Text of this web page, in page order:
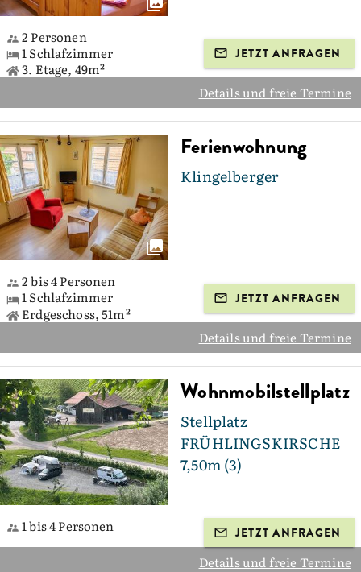
2 Personen
1 Schlafzimmer
3. Etage, 49m²
JETZT ANFRAGEN
Details und freie Termine
Ferienwohnung
Klingelberger
2 bis 4 Personen
1 Schlafzimmer
Erdgeschoss, 51m²
JETZT ANFRAGEN
Details und freie Termine
Wohnmobilstellplatz
Stellplatz
FRÜHLINGSKIRSCHE
7,50m (3)
1 bis 4 Personen JETZT ANFRAGEN
Details und freie Termine